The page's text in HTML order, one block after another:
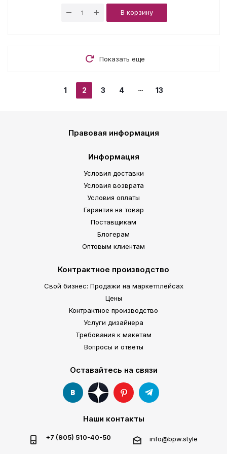
В корзину
Показать еще
1 2 3 4 13
Правовая информация
Информация
Условия доставки
Условия возврата
Условия оплаты
Гарантия на товар
Поставщикам
Блогерам
Оптовым клиентам
Контрактное производство
Свой бизнес: Продажи на маркетплейсах
Цены
Контрактное производство
Услуги дизайнера
Требования к макетам
Вопросы и ответы
Оставайтесь на связи
Наши контакты
+7 (905) 510-40-50 info@bpw.style